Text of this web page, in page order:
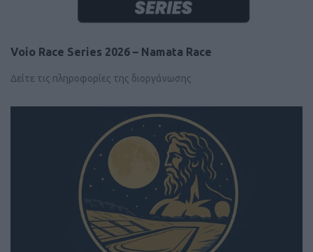
Voio Race Series 2026 – Namata Race
Δείτε τις πληροφορίες της διοργάνωσης